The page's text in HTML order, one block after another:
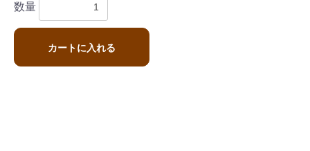
数量
カートに入れる